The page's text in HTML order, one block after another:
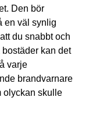
Den bör
en väl synlig
du snabbt och
kan det
varje
brandvarnare
olyckan skulle